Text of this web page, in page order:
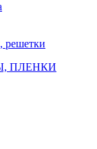
решетки
ПЛЕНКИ